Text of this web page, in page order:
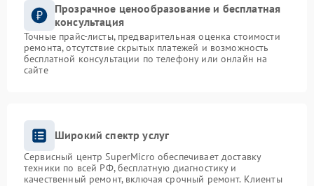
Прозрачное ценообразование и бесплатная
консультация
Точные прайс-листы, предварительная оценка стоимости
ремонта, отсутствие скрытых платежей и возможность
бесплатной консультации по телефону или онлайн на
сайте
Широкий спектр услуг
Сервисный центр SuperMicro обеспечивает доставку
техники по всей РФ, бесплатную диагностику и
качественный ремонт, включая срочный ремонт. Клиенты